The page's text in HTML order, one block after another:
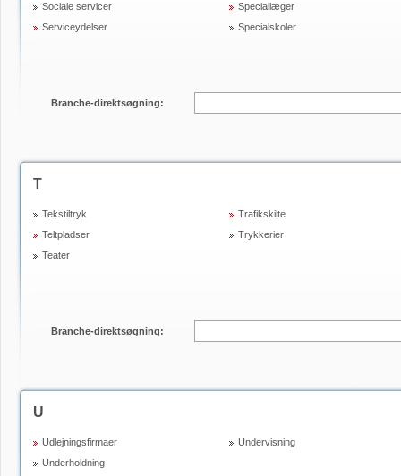
Sociale servicer
Serviceydelser
Speciallæger
Specialskoler
Branche-direktsøgning:
T
Tekstiltryk
Teltpladser
Teater
Trafikskilte
Trykkerier
Branche-direktsøgning:
U
Udlejningsfirmaer
Underholdning
Undervisning